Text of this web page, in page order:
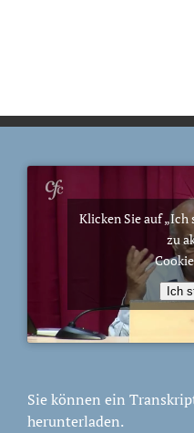
Klicken Sie auf „Ich
zu
Ich
Sie können ein
herunterladen.